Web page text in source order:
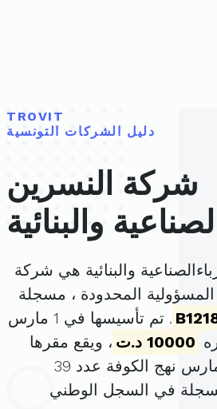
TROVIT
دليل الشركات التونسية
شركة النسرين
والبنائية
والبنائية هي شركة
المحدودة ، مسجلة
. تم تأسيسها في 1 مارس
10000 د.ت
، ويقع مقرها
الرئيسي في حي 2 مارس نهج الكوفة عدد 39
في السجل الوطني